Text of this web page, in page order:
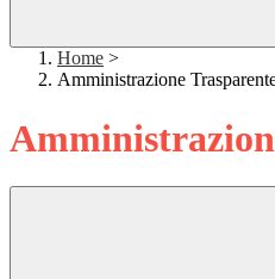
Home >
Amministrazione